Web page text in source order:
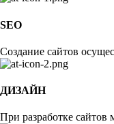
SEO
Создание сайтов
ДИЗАЙН
При разработке